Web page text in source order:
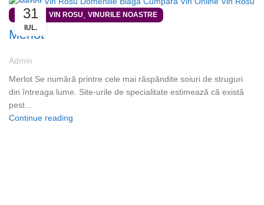
31
IUL.
MERLOT VIN ROSU VINURILE NOASTRE
Merlot
Admin
Merlot Se numără printre cele mai răspândite soiuri de struguri
din întreaga lume. Site-urile de specialitate estimează că există
pest...
Continue reading